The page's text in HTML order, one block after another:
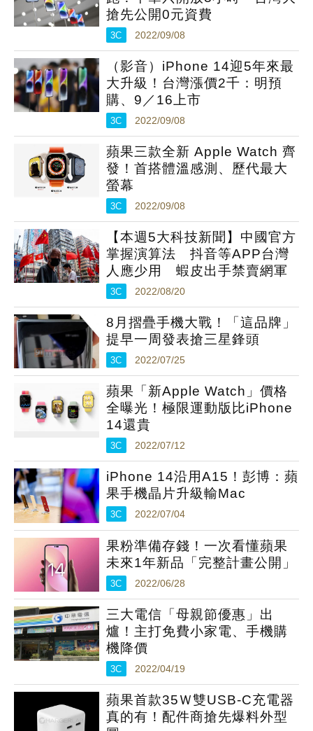
搶先公開0元資費
3C 2022/09/08
（影音）iPhone 14迎5年來最
大升級！台灣漲價2千：明預
購、9／16上市
3C 2022/09/08
蘋果三款全新 Apple Watch 齊
發！首搭體溫感測、歷代最大
螢幕
3C 2022/09/08
【本週5大科技新聞】中國官方
掌握演算法 抖音等APP台灣
人應少用 蝦皮出手禁賣網軍
3C 2022/08/20
8月摺疊手機大戰！「這品牌」
提早一周發表搶三星鋒頭
3C 2022/07/25
蘋果「新Apple Watch」價格
全曝光！極限運動版比iPhone
14還貴
3C 2022/07/12
iPhone 14沿用A15！彭博：蘋
果手機晶片升級輸Mac
3C 2022/07/04
果粉準備存錢！一次看懂蘋果
未來1年新品「完整計畫公開」
3C 2022/06/28
三大電信「母親節優惠」出
爐！主打免費小家電、手機購
機降價
3C 2022/04/19
蘋果首款35Ｗ雙USB-C充電器
真的有！配件商搶先爆料外型